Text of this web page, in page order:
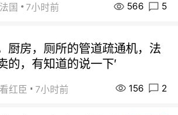
国 7小时前 566 5
厨房，厕所的管道疏通机，法
的，有知道的说一下′
红臣 7小时前 156 2